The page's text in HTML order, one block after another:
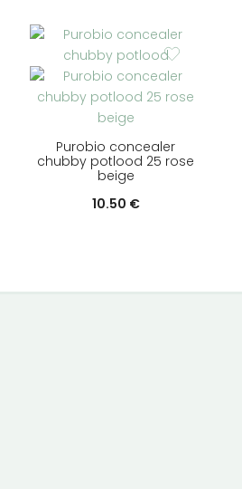
Purobio concealer
chubby potlood 25 rose
beige
10.50 €